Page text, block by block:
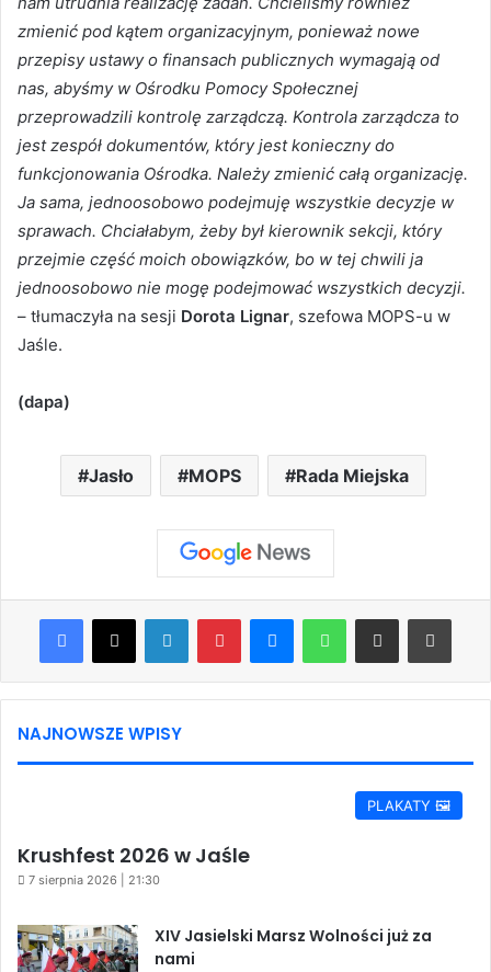
zmienić pod kątem organizacyjnym, ponieważ nowe
przepisy ustawy o finansach publicznych wymagają od
nas, abyśmy w Ośrodku Pomocy Społecznej
przeprowadzili kontrolę zarządczą. Kontrola zarządcza to
jest zespół dokumentów, który jest konieczny do
funkcjonowania Ośrodka. Należy zmienić całą organizację.
Ja sama, jednoosobowo podejmuję wszystkie decyzje w
sprawach. Chciałabym, żeby był kierownik sekcji, który
przejmie część moich obowiązków, bo w tej chwili ja
jednoosobowo nie mogę podejmować wszystkich decyzji.
– tłumaczyła na sesji Dorota Lignar, szefowa MOPS-u w
Jaśle.
(dapa)
Jasło MOPS Rada Miejska
Facebook
X LinkedInPinterestMessengerWhatsAppShare via Email Print
NAJNOWSZE WPISY
PLAKATY 🖼️
Krushfest 2026 w Jaśle
7 sierpnia 2026 | 21:30
XIV Jasielski Marsz Wolności już za
nami